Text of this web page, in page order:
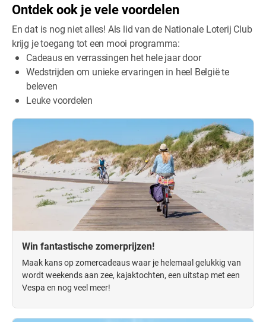
Ontdek ook je vele voordelen
En dat is nog niet alles! Als lid van de Nationale Loterij Club
krijg je toegang tot een mooi programma:
Cadeaus en verrassingen het hele jaar door
Wedstrijden om unieke ervaringen in heel België te
beleven
Leuke voordelen
Win fantastische zomerprijzen!
Maak kans op zomercadeaus waar je helemaal gelukkig van
wordt weekends aan zee, kajaktochten, een uitstap met een
Vespa en nog veel meer!